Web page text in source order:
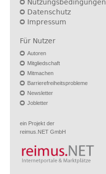
Nutzungsbedingungen
Datenschutz
Impressum
Für Nutzer
Autoren
Mitgliedschaft
Mitmachen
Barrierefreiheitsprobleme
Newsletter
Jobletter
ein Projekt der
reimus.NET GmbH